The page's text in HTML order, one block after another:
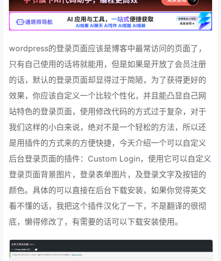
wordpress的登录页面应该是博客中最常访问的页面了，
只有自己使用的话将就能用，但是如果是开放了会员注册
的话，默认的登录页面却显得过于简陋，为了获得更好的
效果，你应该自定义一个比较个性化，并且能凸显自己网
站特色的登录页面，使用修改代码的方式过于复杂，对于
我们这样的小白来说，绝对不是一个轻松的方法，所以还
是用插件的方式来的方便快捷，今天介绍一个可以自定义
后台登录页面的插件：Custom Login，使用它可以自定义
登录页面背景图片，登录表单图片，及登录文字及按钮的
颜色。具体的可以直接在后台下载安装，如果你觉得英文
看不懂的话，我把这个插件汉化了一下，不是翻译的很彻
底，懒得修改了，有需要的话可以下载安装使用。